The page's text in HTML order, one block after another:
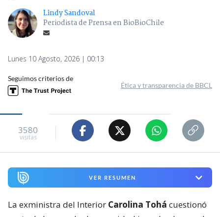
Lindy Sandoval
Periodista de Prensa en BioBioChile
Lunes 10 Agosto, 2026 | 00:13
Seguimos criterios de
Ética y transparencia de BBCL
3580
visitas
VER RESUMEN
La exministra del Interior Carolina Tohá cuestionó